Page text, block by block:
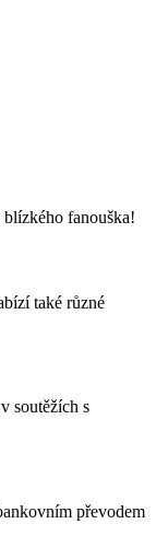
blízkého fanouška!
také různé
soutěžích s
převodem